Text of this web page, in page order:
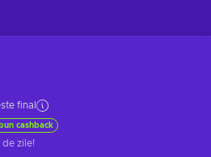
final
cashback
de zile!